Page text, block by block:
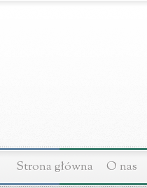
Strona główna O nas